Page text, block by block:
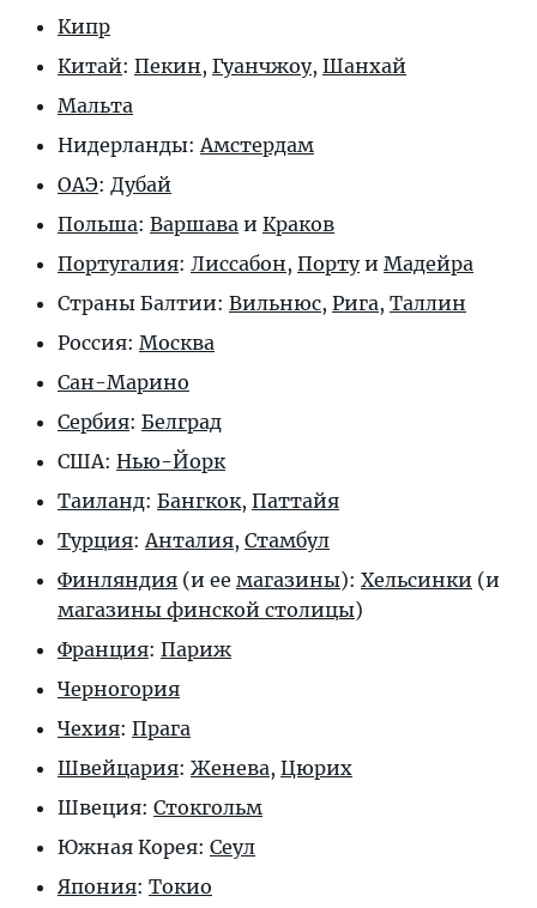
Кипр
Китай: Пекин, Гуанчжоу, Шанхай
Мальта
Нидерланды:Амстердам
ОАЭ: Дубай
Польша: Варшава и Краков
Португалия: Лиссабон, Портуи Мадейра
Страны Балтии: Вильнюс, Рига, Таллин
Россия: Москва
Сан-Марино
Сербия: Белград
США: Нью-Йорк
Таиланд: Бангкок, Паттайя
Турция:Анталия, Стамбул
Финляндия (и ее магазины): Хельсинки (и
магазины финской столицы)
Франция: Париж
Черногория
Чехия: Прага
Швейцария: Женева, Цюрих
Швеция: Стокгольм
Южная Корея: Сеул
Япония: Токио